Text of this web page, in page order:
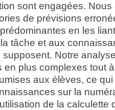
sont engagées.
de prévisions
en les
tâche et aux
Notre
en plus complexes tout
aux élèves, ce
sur la
de la calculette